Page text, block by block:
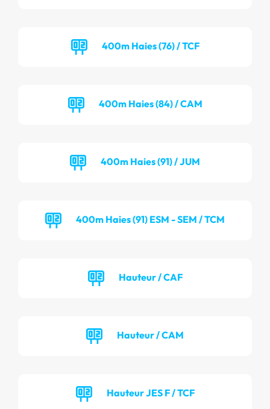
400m Haies (76) / TCF
400m Haies (84) / CAM
400m Haies (91) / JUM
400m Haies (91) ESM - SEM / TCM
Hauteur / CAF
Hauteur / CAM
Hauteur JES F / TCF